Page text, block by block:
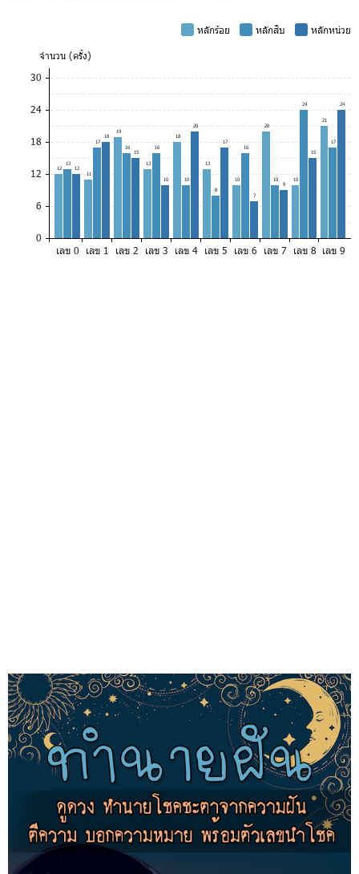
หลักร้อย หลักสิบ
หลักหน่วย
จำนวน (ครั้ง)
30
24
18
12
6
0
12
13
12
11
17
18
19
16
15
13
16
10
18
10
20
13
8
17
10
16
7
20
10
9
10
24
15
21
17
24
เลข 0 เลข 1 เลข 2 เลข 3 เลข 4 เลข 5 เลข 6 เลข 7 เลข 8 เลข 9